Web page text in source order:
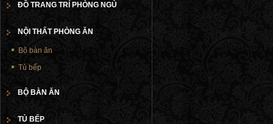
ĐỒ TRANG TRÍ PHÒNG NGỦ
NỘI THẤT PHÒNG ĂN
Bộ bàn ăn
Tủ bếp
BỘ BÀN ĂN
TỦ BẾP